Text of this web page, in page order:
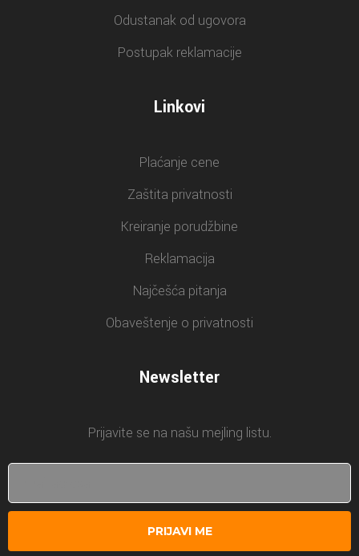
Odustanak od ugovora
Postupak reklamacije
Linkovi
Plaćanje cene
Zaštita privatnosti
Kreiranje porudžbine
Reklamacija
Najčešća pitanja
Obaveštenje o privatnosti
Newsletter
Prijavite se na našu mejling listu.
PRIJAVI ME